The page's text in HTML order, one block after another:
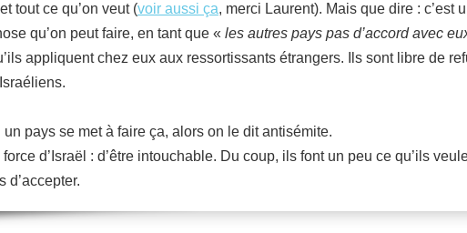
tout ce qu’on veut (voir aussi ça, merci Laurent). Mais que dire : c’est
qu’on peut faire, en tant que « les autres pays pas d’accord avec
appliquent chez eux aux ressortissants étrangers. Ils sont libre de
un pays se met à faire ça, alors on le dit antisémite.
force d’Israël : d’être intouchable. Du coup, ils font un peu ce qu’ils
d’accepter.